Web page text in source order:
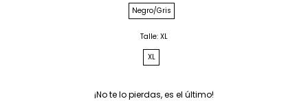
Negro/Gris
Talle: XL
XL
¡No te lo pierdas, es el último!